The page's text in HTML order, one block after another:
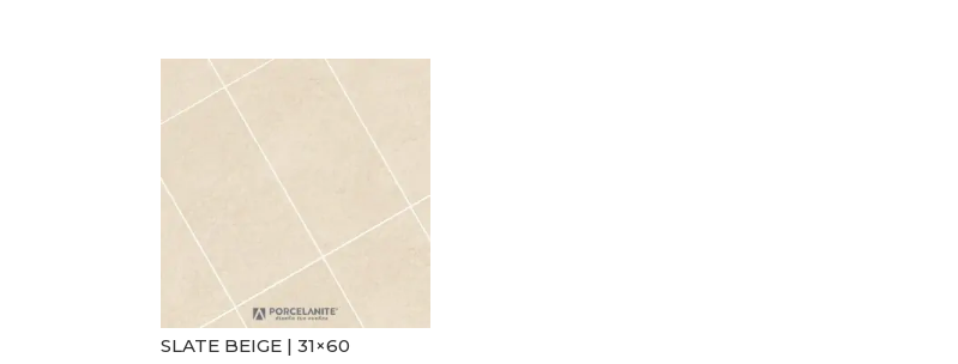
SLATE BEIGE | 31×60